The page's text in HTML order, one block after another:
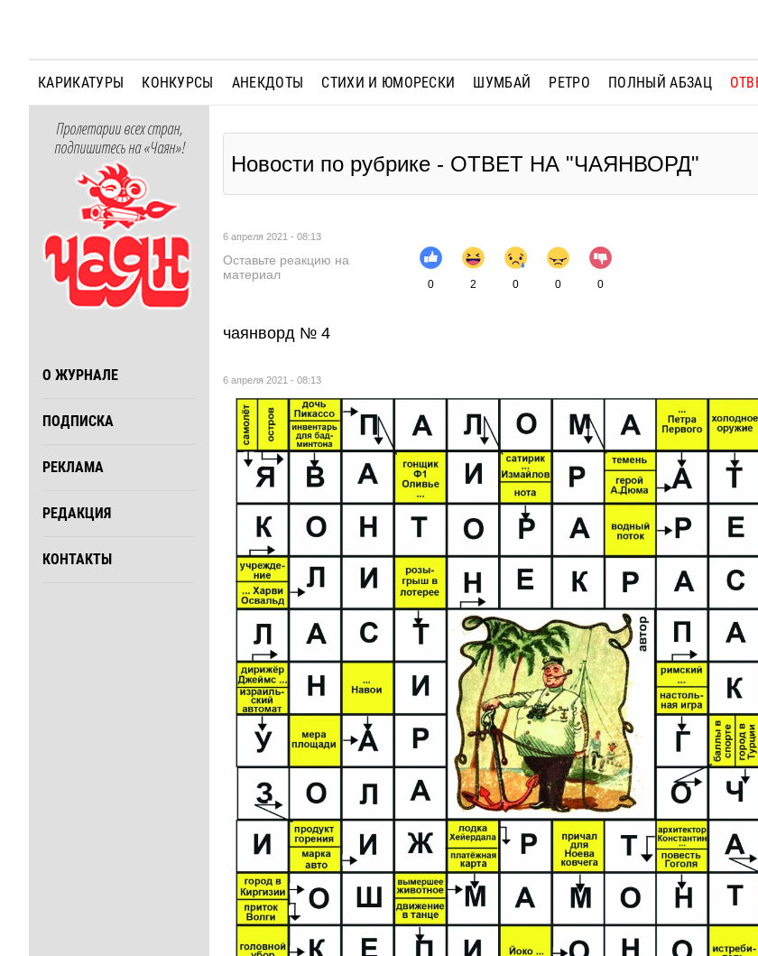
КАРИКАТУРЫ КОНКУРСЫ АНЕКДОТЫ СТИХИ И ЮМОРЕСКИ ШУМБАЙ РЕТРО ПОЛНЫЙ АБЗАЦ
Пролетарии всех стран,
подпишитесь на «Чаян»!
О ЖУРНАЛЕ
ПОДПИСКА
РЕКЛАМА
РЕДАКЦИЯ
КОНТАКТЫ
Новости по рубрике - ОТВЕТ НА "ЧАЯНВОРД"
6 апреля 2021 - 08:13
Оставьте реакцию на
материал
0 2 0 0 0
чаянворд № 4
6 апреля 2021 - 08:13